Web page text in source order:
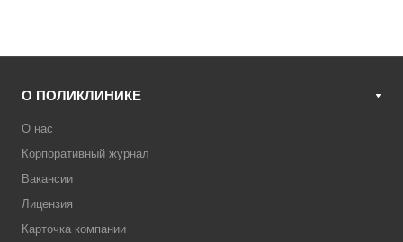
О ПОЛИКЛИНИКЕ
О нас
Корпоративный журнал
Вакансии
Лицензия
Карточка компании